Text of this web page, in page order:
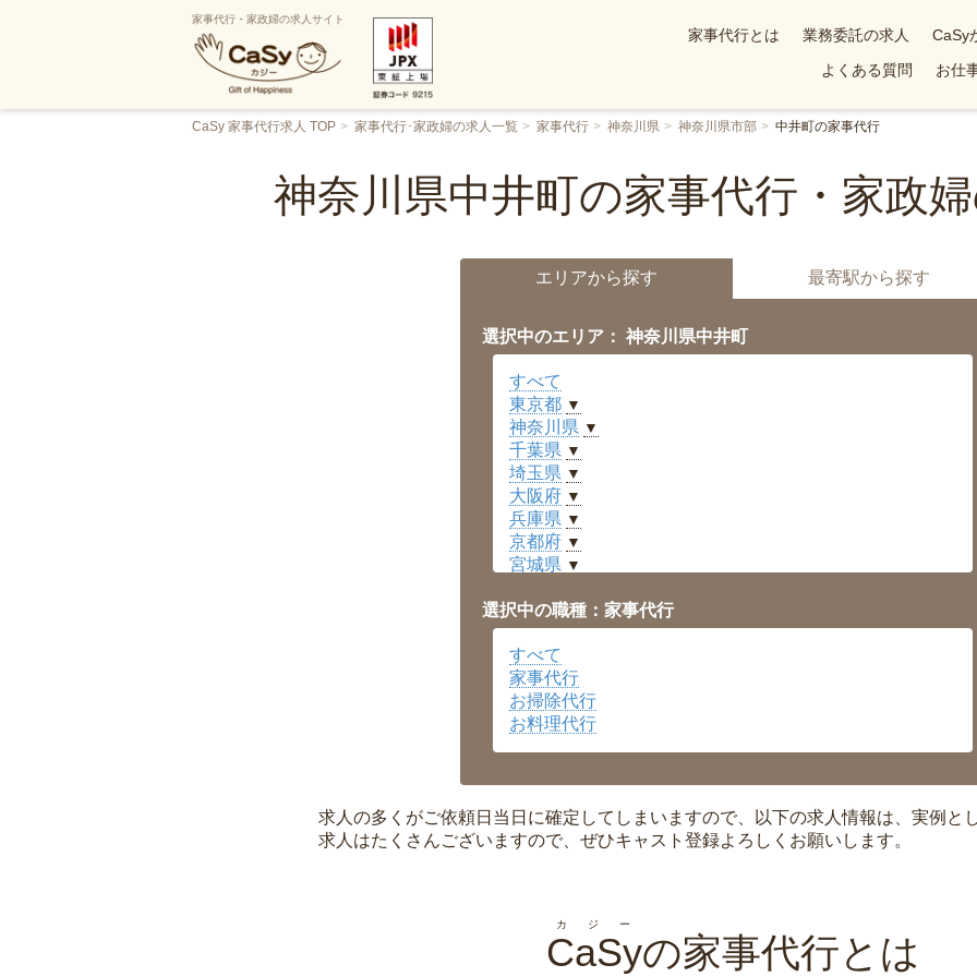
家事代行・家政婦の求人サイト
家事代行とは 業務委託の求人 CaSy
よくある質問
お仕
CaSy 家事代行求人 TOP 家事代行･家政婦の求人一覧 家事代行 神奈川県 神奈川県市部 中井町の家事代行
神奈川県中井町の家事代行・家政
エリアから探す 最寄駅から探す
選択中のエリア： 神奈川県中井町
すべて
東京都 ▼
神奈川県 ▼
千葉県 ▼
埼玉県 ▼
大阪府 ▼
兵庫県 ▼
京都府 ▼
宮城県 ▼
福井県 ▼
岡山県 ▼
広島県
沖縄県 ▼
選択中の職種：家事代行
すべて
家事代行
お掃除代行
お料理代行
求人の多くがご依頼日当日に確定してしまいますので、以下の求人情報は、実例と
求人はたくさんございますので、ぜひキャスト登録よろしくお願いします。
CaSy
カジー
の家事代行とは